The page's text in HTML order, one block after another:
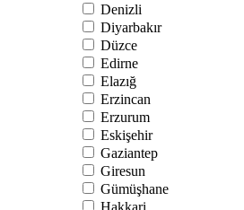
Denizli
Diyarbakır
Düzce
Edirne
Elazığ
Erzincan
Erzurum
Eskişehir
Gaziantep
Giresun
Gümüşhane
Hakkari